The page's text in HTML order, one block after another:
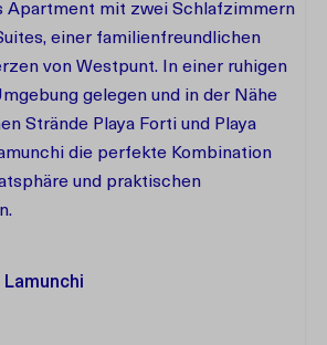
Apartment mit zwei Schlafzimmern
einer familienfreundlichen
von Westpunt. In einer ruhigen
gelegen und in der Nähe
Strände Playa Forti und Playa
die perfekte Kombination
und praktischen